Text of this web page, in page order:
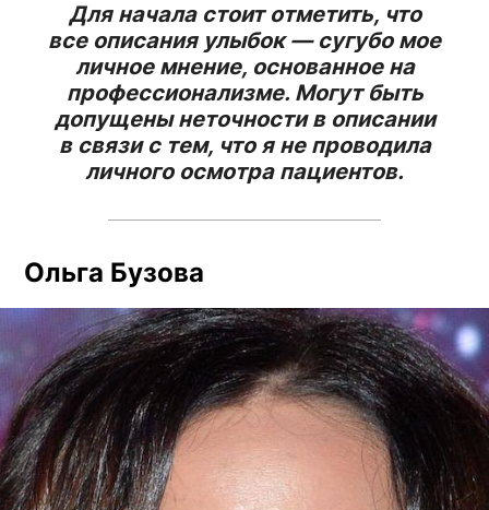
Для начала стоит отметить, что
все описания улыбок — сугубо мое
личное мнение, основанное на
профессионализме. Могут быть
допущены неточности в описании
в связи с тем, что я не проводила
личного осмотра пациентов.
Ольга Бузова